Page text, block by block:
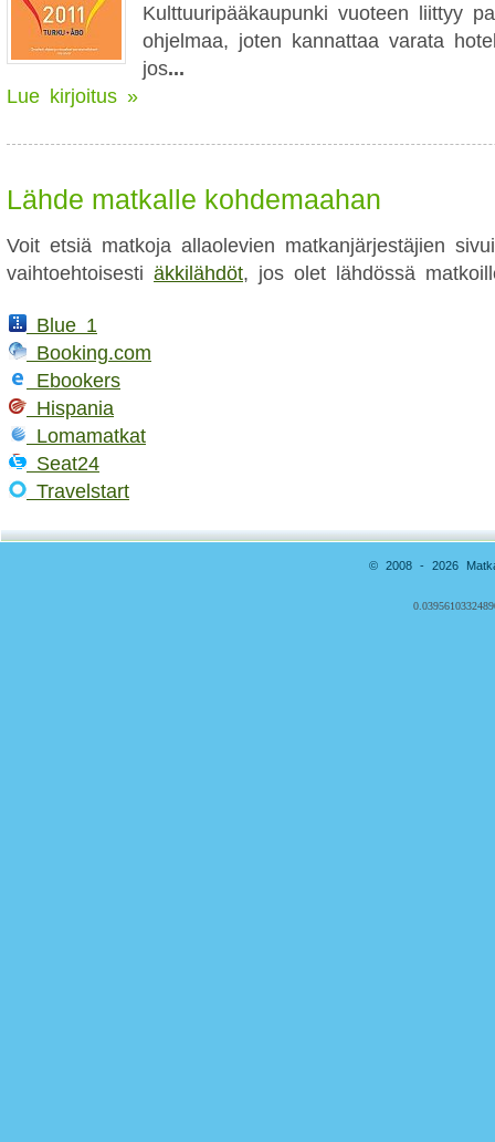
Kulttuuripääkaupunki vuoteen liittyy
ohjelmaa, joten kannattaa varata
jos...
Lue kirjoitus »
Lähde matkalle kohdemaahan
Voit etsiä matkoja allaolevien matkanjärjestäjien
vaihtoehtoisesti äkkilähdöt, jos olet lähdössä
Blue 1
Booking.com
Ebookers
Hispania
Lomamatkat
Seat24
Travelstart
© 2008 - 2026